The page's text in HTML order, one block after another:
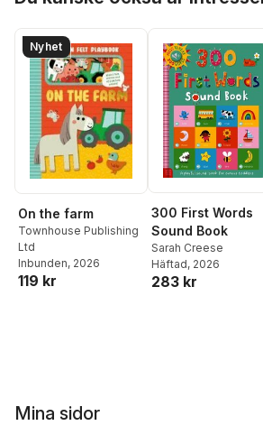
Nyhet
On the farm
Townhouse Publishing
Ltd
Inbunden, 2026
119 kr
300 First Words
Sound Book
Sarah Creese
Häftad, 2026
283 kr
Mina sidor